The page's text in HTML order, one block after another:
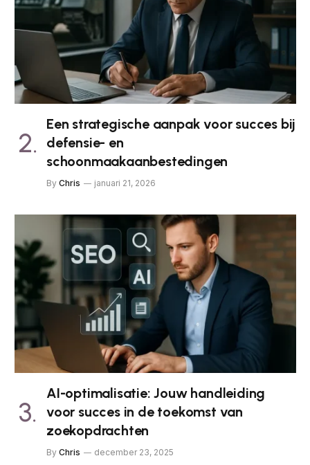
Een strategische aanpak voor succes bij
defensie- en
schoonmaakaanbestedingen
By Chris januari 21, 2026
AI-optimalisatie: Jouw handleiding
voor succes in de toekomst van
zoekopdrachten
By Chris december 23, 2025